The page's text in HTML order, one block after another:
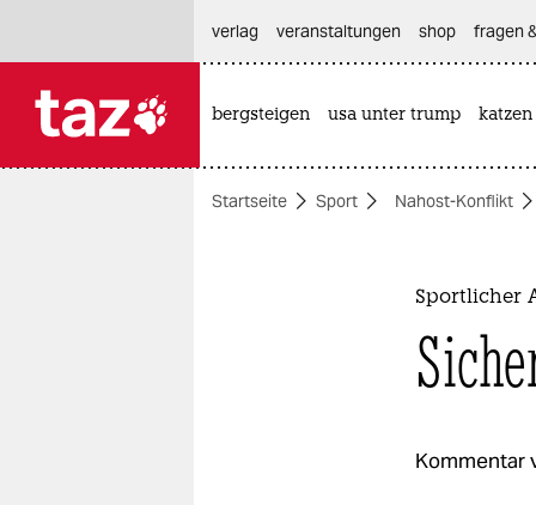
themen
verlag
veranstaltungen shop fragen
bergsteigen usa unter trump katzen
Startseite Sport Nahost-Konflikt
Sportlicher
Kommentar